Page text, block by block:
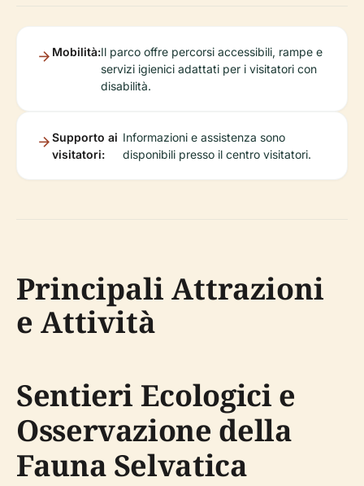
Mobilità:Il parco offre percorsi accessibili, rampe e
servizi igienici adattati per i visitatori con
disabilità.
Supporto ai
visitatori:
Informazioni e assistenza sono
disponibili presso il centro visitatori.
Principali Attrazioni
e Attività
Sentieri Ecologici e
Osservazione della
Fauna Selvatica